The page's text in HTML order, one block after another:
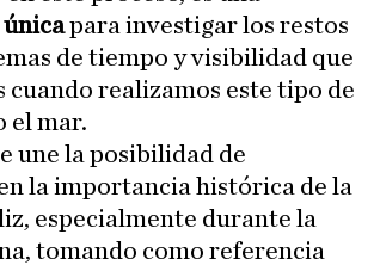
para investigar los restos
de tiempo y visibilidad que
cuando realizamos este tipo de
el mar.
une la posibilidad de
la importancia histórica de la
especialmente durante la
tomando como referencia